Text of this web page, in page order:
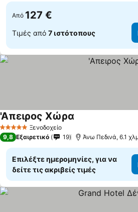
Από 127 €
Τιμές από 7 ιστότοπους
5 Αστέρια Ξενοδοχείο
'Απειρος Χώρα
9,8 Εξαιρετικό 19 Άνω Πεδινά, 6.1
Επιλέξτε ημερομηνίες, για να
δείτε τις ακριβείς τιμές